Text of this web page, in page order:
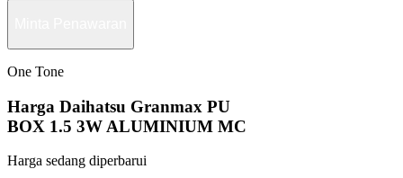
One Tone
Harga Daihatsu Granmax PU
BOX 1.5 3W ALUMINIUM MC
Harga sedang diperbarui